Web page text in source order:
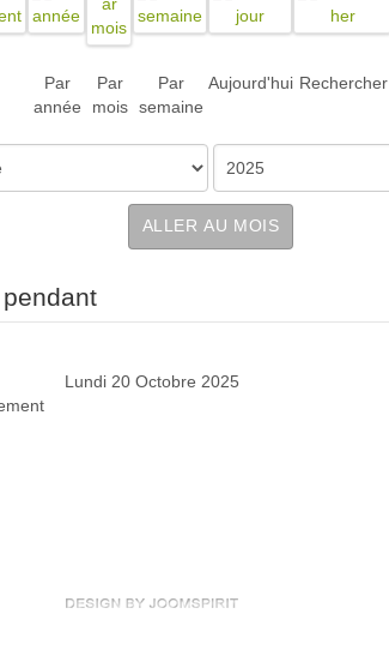
Par
année
Par
mois
Par
semaine
Aujourd'hui Rechercher
ALLER AU MOIS
Lundi 20 Octobre 2025